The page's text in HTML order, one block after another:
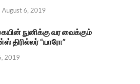
August 6, 2019
நுனிக்கு வர வைக்கும்
திரில்லர் “யாரோ”
2019